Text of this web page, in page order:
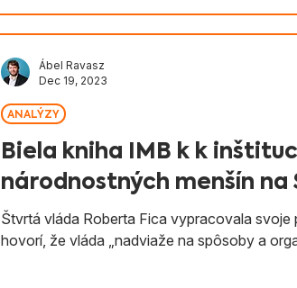
Biela kniha IMB k k
národnostných menšín na
Štvrtá vláda Roberta Fica vypracovala
hovorí, že vláda „nadviaže na spôsoby a
ANALÝZY
Ábel Ravasz
Dec 19, 2023